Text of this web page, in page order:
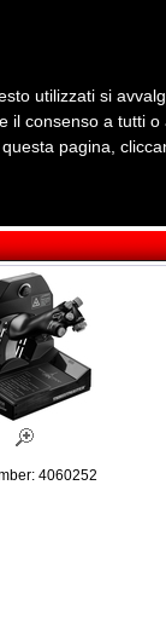
Company
Audio Video
4060252
utilizzati si
il consenso a tutti
pagina,